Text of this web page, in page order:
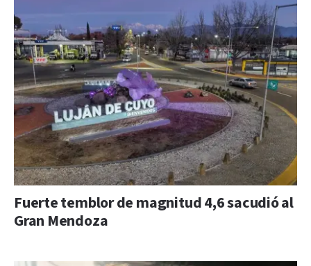
Fuerte temblor de magnitud 4,6 sacudió al
Gran Mendoza